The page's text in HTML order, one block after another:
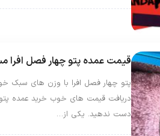
قیمت عمده پتو چهار فصل افرا
پتو چهار فصل افرا با وزن های سبک
دریافت قیمت های خوب خرید عمده پتو
دست ندهید. یکی از…